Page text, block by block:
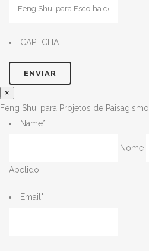
CAPTCHA
×
Feng Shui para Projetos de Paisagismo
Name*
Nome
Apelido
Email*